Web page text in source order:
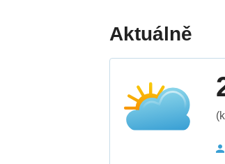
Aktuálně